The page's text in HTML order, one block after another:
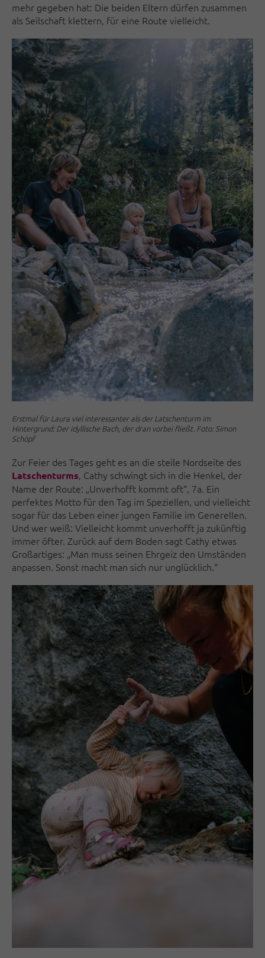
mehr gegeben hat: Die beiden Eltern dürfen zusammen
als Seilschaft klettern, für eine Route vielleicht.
Erstmal für Laura viel interessanter als der Latschenturm im
Hintergrund: Der idyllische Bach, der dran vorbei fließt. Foto: Simon
Schöpf
Zur Feier des Tages geht es an die steile Nordseite des
Latschenturms, Cathy schwingt sich in die Henkel, der
Name der Route: „Unverhofft kommt oft“, 7a. Ein
perfektes Motto für den Tag im Speziellen, und vielleicht
sogar für das Leben einer jungen Familie im Generellen.
Und wer weiß: Vielleicht kommt unverhofft ja zukünftig
immer öfter. Zurück auf dem Boden sagt Cathy etwas
Großartiges: „Man muss seinen Ehrgeiz den Umständen
anpassen. Sonst macht man sich nur unglücklich.“